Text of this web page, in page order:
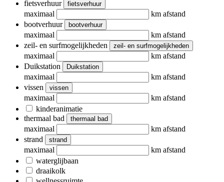
fietsverhuur fietsverhuur
maximaal
km afstand
bootverhuur
bootverhuur
maximaal
km afstand
zeil- en surfmogelijkheden
zeil- en surfmogelijkheden
maximaal
km afstand
Duikstation
Duikstation
maximaal
km afstand
vissen
vissen
maximaal
km afstand
kinderanimatie
thermaal bad
thermaal bad
maximaal
km afstand
strand
strand
maximaal
km afstand
waterglijbaan
draaikolk